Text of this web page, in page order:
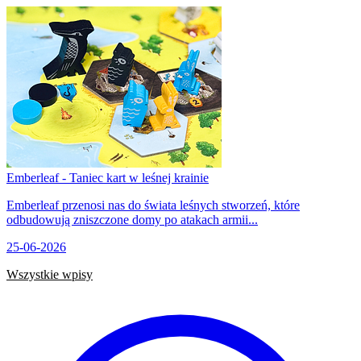
Emberleaf - Taniec kart w leśnej krainie
Emberleaf przenosi nas do świata leśnych stworzeń, które
odbudowują zniszczone domy po atakach armii...
25-06-2026
Wszystkie wpisy